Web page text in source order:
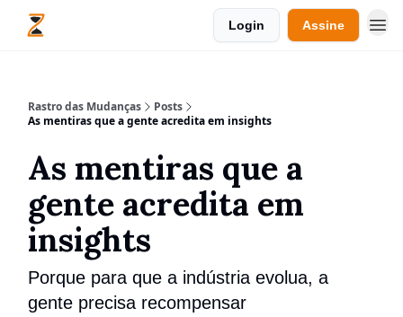
Login Assine
Rastro das Mudanças
Posts
As mentiras que a gente acredita em insights
As mentiras que a
gente acredita em
insights
Porque para que a indústria evolua, a
gente precisa recompensar